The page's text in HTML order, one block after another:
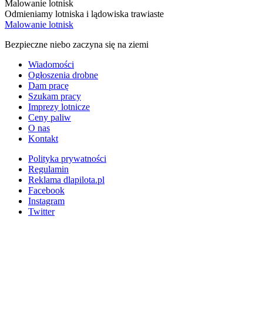
Malowanie lotnisk
Odmieniamy lotniska i lądowiska trawiaste
Malowanie lotnisk
Bezpieczne niebo zaczyna się na ziemi
Wiadomości
Ogłoszenia drobne
Dam pracę
Szukam pracy
Imprezy lotnicze
Ceny paliw
O nas
Kontakt
Polityka prywatności
Regulamin
Reklama dlapilota.pl
Facebook
Instagram
Twitter